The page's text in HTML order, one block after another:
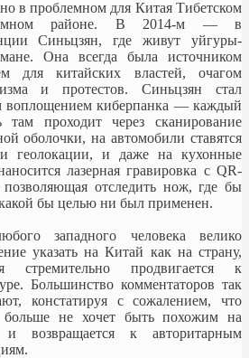
в проблемном для Китая Тибетском
районе. В 2014-м — в
Синьцзян, где живут уйгуры-
Она всегда была источником
для китайских властей, очагом
и протестов. Синьцзян стал
киберпанка — каждый
там проходит через сканирование
оболочки, на автомобили ставятся
геолокации, и даже на кухонные
лазерная гравировка с QR-
позволяющая отследить нож, где бы
бы целью ни был применен.
западного человека велико
указать на Китай как на страну,
стремительно продвигается к
Большинство комментаторов так
констатируя с сожалением, что
больше не хочет быть похожим на
и возвращается к авторитарным